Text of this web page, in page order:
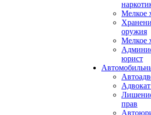
Мелкое
оружия
Мелкое
юрист
прав